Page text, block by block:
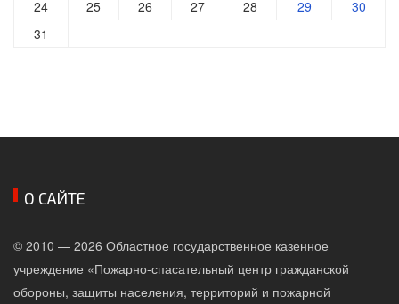
24
25 26 27 28 29
30
31
О САЙТЕ
© 2010 — 2026 Областное государственное казенное
учреждение «Пожарно-спасательный центр гражданской
обороны, защиты населения, территорий и пожарной